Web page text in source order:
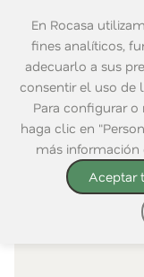
En Rocasa
fines analíticos,
adecuarlo a sus
consentir el uso de
Para configurar o
haga clic en
más información
Aceptar
Home|Mesa|Para